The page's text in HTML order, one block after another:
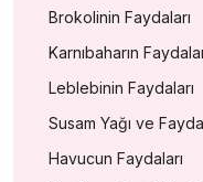
Brokolinin Faydaları
Karnıbaharın
Leblebinin Faydaları
Susam Yağı ve
Havucun Faydaları